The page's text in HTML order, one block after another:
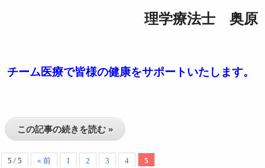
理学療法士 奥原
チーム医療で皆様の健康をサポートいたします。
この記事の続きを読む »
5 / 5 « 前 1 2 3 4 5